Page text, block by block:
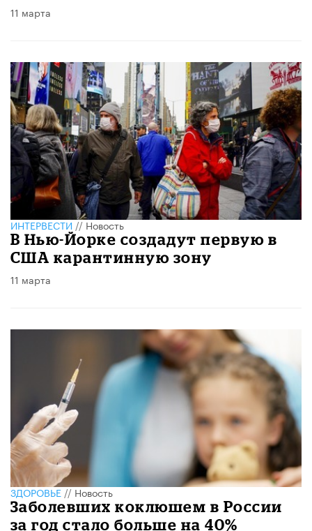
11 марта
ИНТЕРВЕСТИ//Новость
В Нью-Йорке создадут первую в
США карантинную зону
11 марта
ЗДОРОВЬЕ//Новость
Заболевших коклюшем в России
за год стало больше на 40%